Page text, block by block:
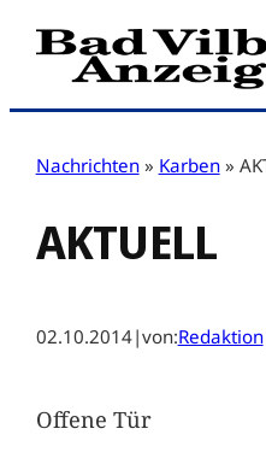
Zum
Inhalt
Nachrichten » Karben »
AKTUELL
02.10.2014|von:Redaktion
Offene Tür